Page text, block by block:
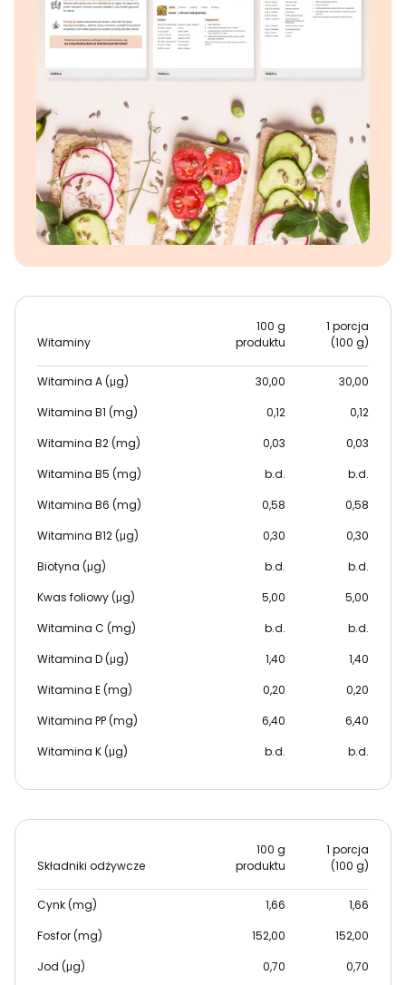
Witaminy
100 g
produktu
1 porcja
(100 g)
Witamina A (μg) 30,00
30,00
Witamina B1 (mg)
0,12
0,12
Witamina B2 (mg)
0,03
0,03
Witamina B5 (mg)
b.d.
b.d.
Witamina B6 (mg)
0,58
0,58
Witamina B12 (μg)
0,30
0,30
Biotyna (μg)
b.d.
b.d.
Kwas foliowy (μg)
5,00
5,00
Witamina C (mg)
b.d.
b.d.
Witamina D (μg)
1,40
1,40
Witamina E (mg)
0,20
0,20
Witamina PP (mg)
6,40
6,40
Witamina K (μg)
b.d. b.d.
Składniki odżywcze
100 g
produktu
1 porcja
(100 g)
Cynk (mg) 1,66
1,66
Fosfor (mg)
152,00
152,00
Jod (μg)
0,70 0,70